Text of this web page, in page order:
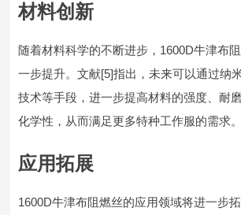
材料创新
随着材料科学的不断进步，1600D牛津布
一步提升。文献[5]指出，未来可以通过纳
技术等手段，进一步提高材料的强度、耐
化学性，从而满足更多特种工作服的需求。
应用拓展
1600D牛津布阻燃丝的应用领域将进一步